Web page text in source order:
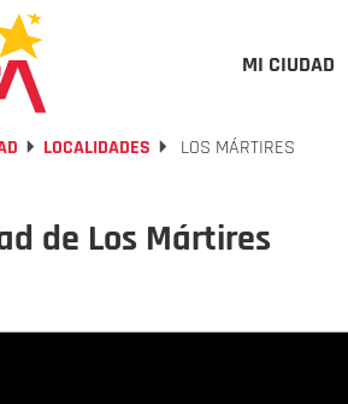
MI CIUDAD
LOCALIDADES LOS MÁRTIRES
de Los Mártires